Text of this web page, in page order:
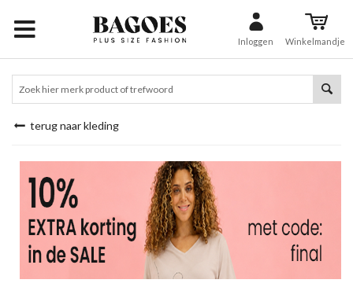
Inloggen Winkelmandje
terug naar kleding